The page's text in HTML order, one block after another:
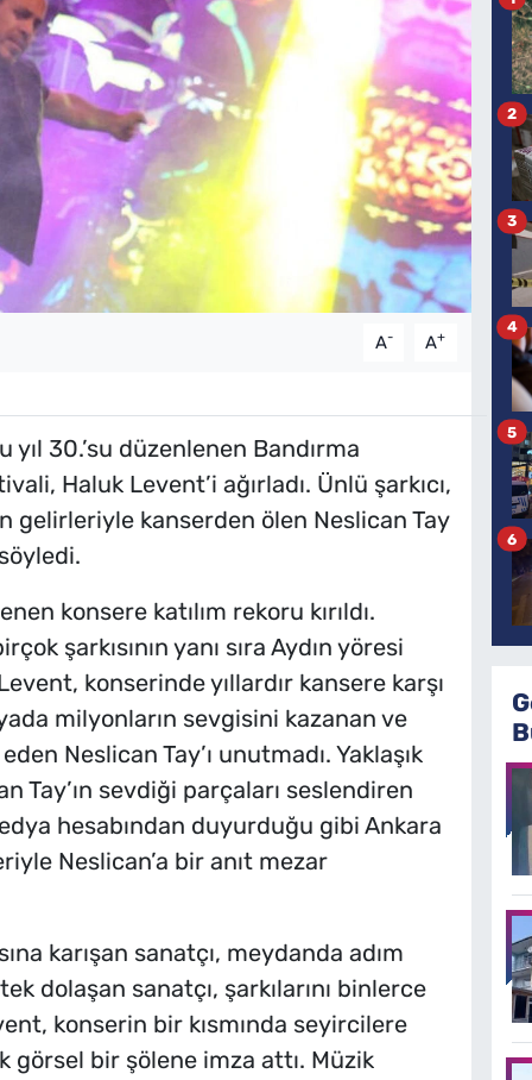
A- A+
yıl 30.’su düzenlenen Bandırma
Haluk Levent’i ağırladı. Ünlü şarkıcı,
gelirleriyle kanserden ölen Neslican Tay
konsere katılım rekoru kırıldı.
şarkısının yanı sıra Aydın yöresi
konserinde yıllardır kansere karşı
milyonların sevgisini kazanan ve
Neslican Tay’ı unutmadı. Yaklaşık
Tay’ın sevdiği parçaları seslendiren
hesabından duyurduğu gibi Ankara
Neslican’a bir anıt mezar
karışan sanatçı, meydanda adım
dolaşan sanatçı, şarkılarını binlerce
konserin bir kısmında seyircilere
görsel bir şölene imza attı. Müzik
2
3
4
5
6